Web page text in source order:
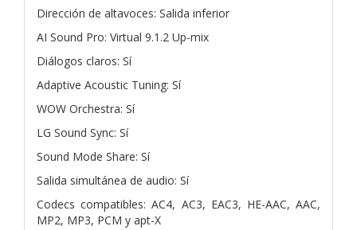
Dirección de altavoces: Salida inferior
AI Sound Pro: Virtual 9.1.2 Up-mix
Diálogos claros: Sí
Adaptive Acoustic Tuning: Sí
WOW Orchestra: Sí
LG Sound Sync: Sí
Sound Mode Share: Sí
Salida simultánea de audio: Sí
Codecs compatibles: AC4, AC3, EAC3, HE-AAC, AAC,
MP2, MP3, PCM y apt-X